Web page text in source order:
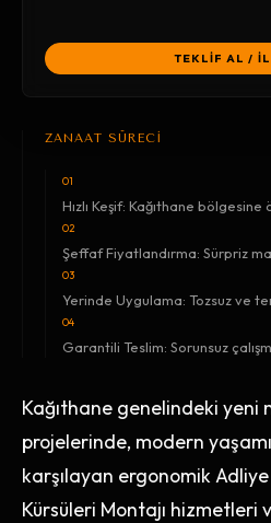
TEKLİF AL /
ZANAAT SÜRECİ
01
Hızlı Keşif: Kağıthane
02
Şeffaf Fiyatlandırma: Sürpriz
03
Yerinde Uygulama: Tozsuz ve
04
Garantili Teslim: Sorunsuz
Kağıthane genelindeki yeni
projelerinde, modern
karşılayan ergonomik
Kürsüleri Montajı hizmetleri